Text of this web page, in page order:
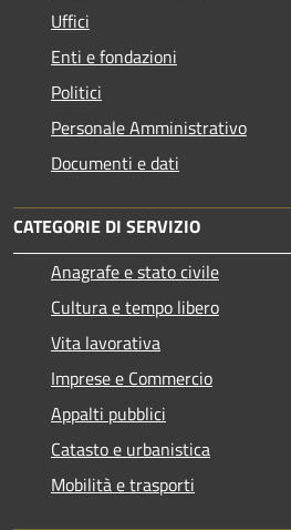
Uffici
Enti e fondazioni
Politici
Personale Amministrativo
Documenti e dati
CATEGORIE DI SERVIZIO
Anagrafe e stato civile
Cultura e tempo libero
Vita lavorativa
Imprese e Commercio
Appalti pubblici
Catasto e urbanistica
Mobilità e trasporti